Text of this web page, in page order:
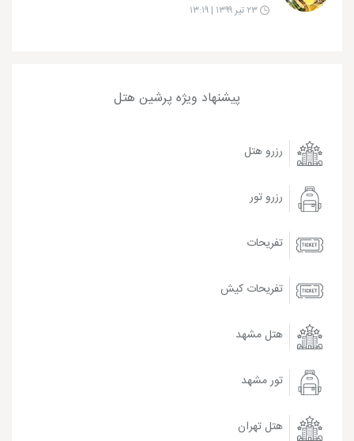
پیشنهاد ویژه پرشین هتل
رزرو هتل
رزرو تور
تفریحات
تفریحات کیش
هتل مشهد
تور مشهد
هتل تهران